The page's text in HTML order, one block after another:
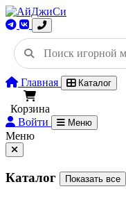
Главная Каталог
Корзина
Войти
Меню
Меню
Каталог Показать все